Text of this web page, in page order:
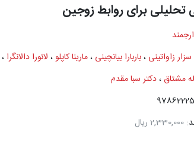
تحلیلی برای روابط زوجین
زاواتینی ،باربارا بیانچینی ،مارینا کاپلو، لائورا دالانگرا ،
مشتاق ،دکتر سبا مقدم
2,330,000 ریال